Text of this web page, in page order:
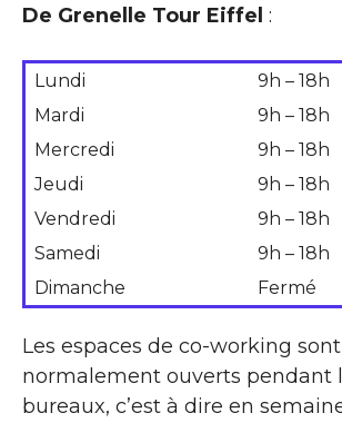
De Grenelle Tour Eiffel :
Lundi
9h – 18h
Mardi
9h – 18h
Mercredi
9h – 18h
Jeudi
9h – 18h
Vendredi
9h – 18h
Samedi
9h – 18h
Dimanche
Fermé
Les espaces de co-working sont
normalement ouverts pendant
bureaux, c’est à dire en